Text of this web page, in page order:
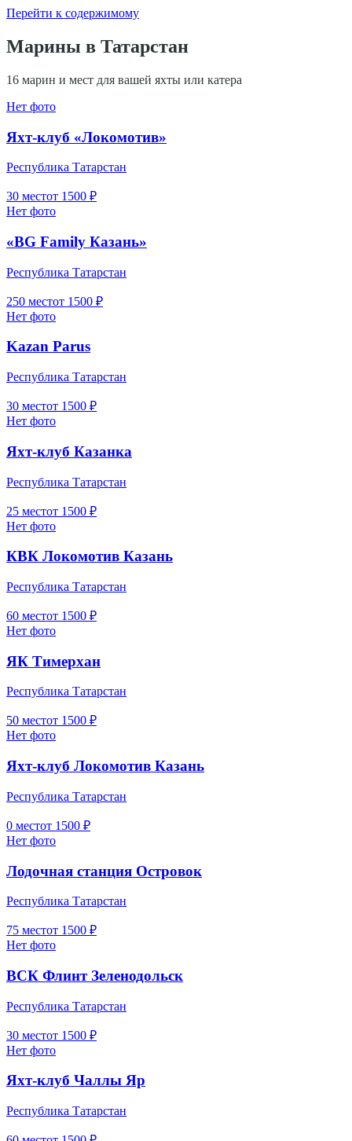
Перейти к содержимому
Марины в Татарстан
16 марин и мест для вашей яхты или катера
Нет фото
Яхт-клуб «Локомотив»
Республика Татарстан
30 местот 1500 ₽
Нет фото
«BG Family Казань»
Республика Татарстан
250 местот 1500 ₽
Нет фото
Kazan Parus
Республика Татарстан
30 местот 1500 ₽
Нет фото
Яхт-клуб Казанка
Республика Татарстан
25 местот 1500 ₽
Нет фото
КВК Локомотив Казань
Республика Татарстан
60 местот 1500 ₽
Нет фото
ЯК Тимерхан
Республика Татарстан
50 местот 1500 ₽
Нет фото
Яхт-клуб Локомотив Казань
Республика Татарстан
0 местот 1500 ₽
Нет фото
Лодочная станция Островок
Республика Татарстан
75 местот 1500 ₽
Нет фото
ВСК Флинт Зеленодольск
Республика Татарстан
30 местот 1500 ₽
Нет фото
Яхт-клуб Чаллы Яр
Республика Татарстан